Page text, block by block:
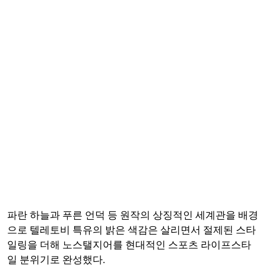
파란 하늘과 푸른 언덕 등 원작의 상징적인 세계관을 배경
으로 텔레토비 특유의 밝은 색감은 살리면서 절제된 스타
일링을 더해 노스탤지어를 현대적인 스포츠 라이프스타
일 분위기로 완성했다.